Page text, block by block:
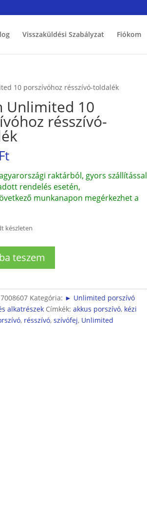
Visszaküldési Szabályzat Fiókom
10 porszívóhoz résszívó-toldalék
Unlimited 10
résszívó-
Ft
raktárból, gyors szállítással
rendelés esetén,
munkanapon megérkezhet a
készleten
teszem
Kategória: ► Unlimited porszívó
alkatrészek Címkék:akkus porszívó, kézi
, résszívó,szívófej, Unlimited